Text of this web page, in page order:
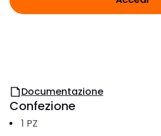
Documentazione
Confezione
1 PZ